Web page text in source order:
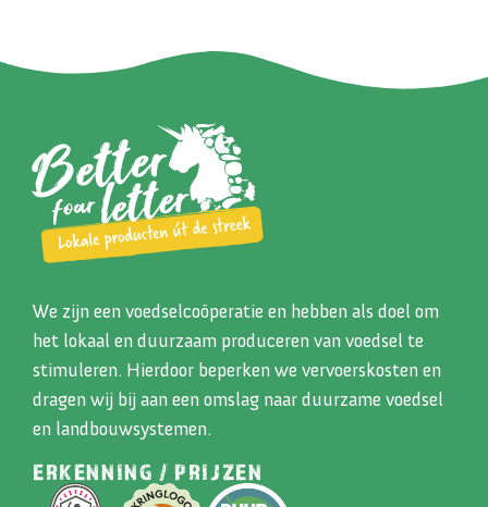
We zijn een voedselcoöperatie en hebben als doel om
het lokaal en duurzaam produceren van voedsel te
stimuleren. Hierdoor beperken we vervoerskosten en
dragen wij bij aan een omslag naar duurzame voedsel
en landbouwsystemen.
ERKENNING / PRIJZEN